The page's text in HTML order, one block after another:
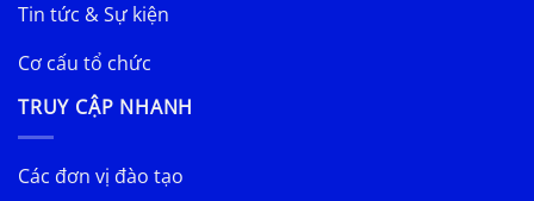
Tin tức & Sự kiện
Cơ cấu tổ chức
TRUY CẬP NHANH
Các đơn vị đào tạo